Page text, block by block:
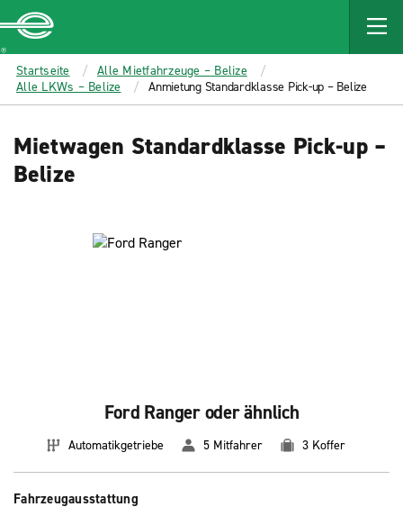
MAIN
CONTENT
Enterprise
Startseite
Alle Mietfahrzeuge – Belize
Alle LKWs – Belize
Anmietung Standardklasse Pick-up – Belize
Mietwagen Standardklasse Pick-up –
Belize
Ford Ranger oder ähnlich
Automatikgetriebe 5 Mitfahrer 3 Koffer
Fahrzeugausstattung